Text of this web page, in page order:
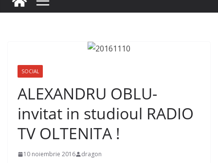
SOCIAL
ALEXANDRU OBLU-
invitat in studioul RADIO
TV OLTENITA !
10 noiembrie 2016 dragon